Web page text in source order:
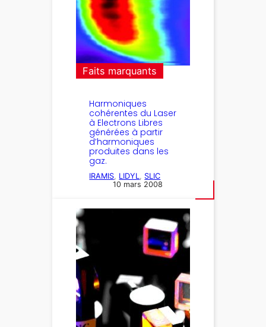
Faits marquants
Harmoniques
cohérentes du Laser
à Electrons Libres
générées à partir
d’harmoniques
produites dans les
gaz.
IRAMIS, LIDYL, SLIC
10 mars 2008